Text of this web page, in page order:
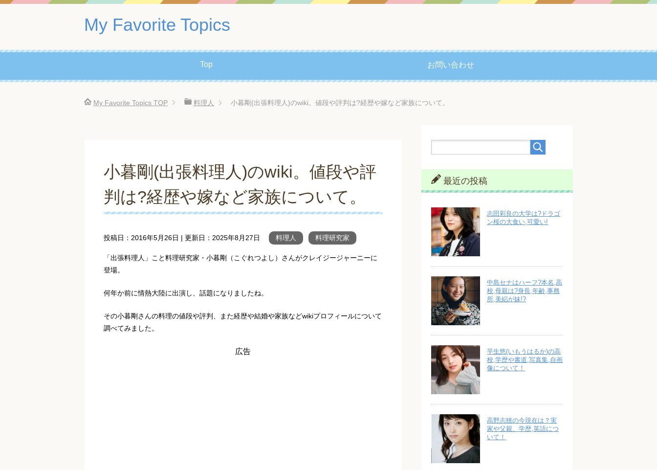
My Favorite Topics
Top お問い合わせ
My Favorite Topics TOP 料理人 小暮剛(出張料理人)のwiki。値段や評判は?経歴や嫁など家族について。
小暮剛(出張料理人)のwiki。値段や評
判は?経歴や嫁など家族について。
投稿日： 2016年5月26日 | 更新日： 2025年8月27日 料理人 料理研究家
「出張料理人」こと料理研究家・小暮剛（こぐれつよし）さんがクレイジージャーニーに
登場。
何年か前に情熱大陸に出演し、話題になりましたね。
その小暮剛さんの料理の値段や評判、また経歴や結婚や家族などwikiプロフィールについて
調べてみました。
広告
最近の投稿
志田彩良の大学は?ドラゴ
ン桜の大食い,可愛い!
中島セナはハーフ?本名,高
校,母親は?身長,年齢,事務
所,美絽が妹!?
芋生悠(いもうはるか)の高
校,学歴や書道,写真集,自画
像について！
高野志穂の今現在は？実
家や父親、学歴,英語につ
いて！